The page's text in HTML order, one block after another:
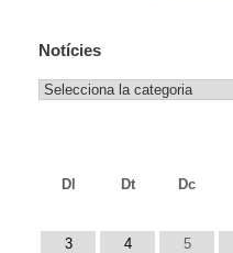
Notícies
Notícies
Dl
Dt Dc
3
4 5